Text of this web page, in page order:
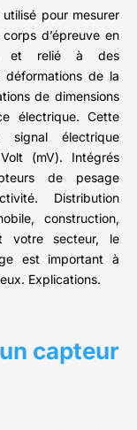
pour mesurer
d’épreuve en
et relié à des
déformations de la
de dimensions
électrique. Cette
électrique
(mV). Intégrés
de pesage
Distribution
construction,
votre secteur, le
est important à
Explications.
capteur